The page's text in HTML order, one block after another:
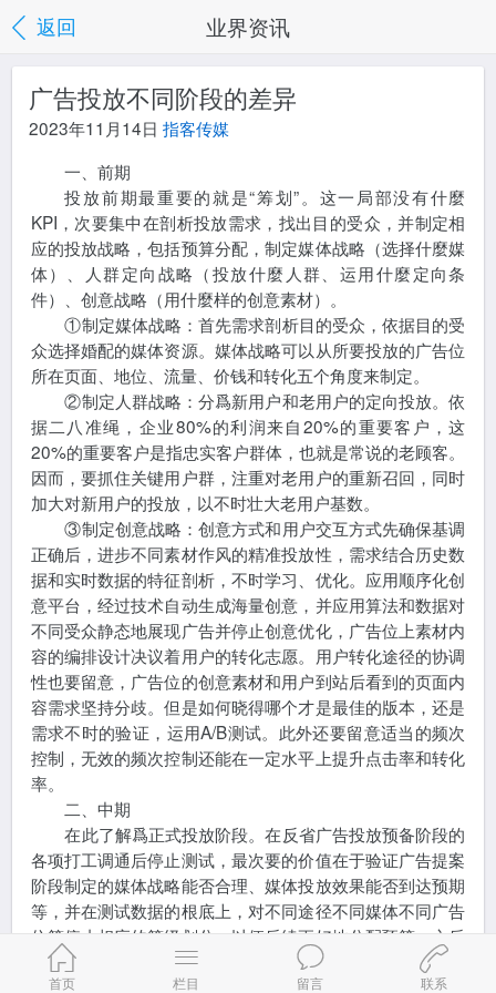
返回 业界资讯
广告投放不同阶段的差异
2023年11月14日指客传媒
一、前期
投放前期最重要的就是“筹划”。这一局部没有什麼
KPI，次要集中在剖析投放需求，找出目的受众，并制定相
应的投放战略，包括预算分配，制定媒体战略（选择什麼媒
体）、人群定向战略（投放什麼人群、运用什麼定向条
件）、创意战略（用什麼样的创意素材）。
①制定媒体战略：首先需求剖析目的受众，依据目的受
众选择婚配的媒体资源。媒体战略可以从所要投放的广告位
所在页面、地位、流量、价钱和转化五个角度来制定。
②制定人群战略：分爲新用户和老用户的定向投放。依
据二八准绳，企业80%的利润来自20%的重要客户，这
20%的重要客户是指忠实客户群体，也就是常说的老顾客。
因而，要抓住关键用户群，注重对老用户的重新召回，同时
加大对新用户的投放，以不时壮大老用户基数。
③制定创意战略：创意方式和用户交互方式先确保基调
正确后，进步不同素材作风的精准投放性，需求结合历史数
据和实时数据的特征剖析，不时学习、优化。应用顺序化创
意平台，经过技术自动生成海量创意，并应用算法和数据对
不同受众静态地展现广告并停止创意优化，广告位上素材内
容的编排设计决议着用户的转化志愿。用户转化途径的协调
性也要留意，广告位的创意素材和用户到站后看到的页面内
容需求坚持分歧。但是如何晓得哪个才是最佳的版本，还是
需求不时的验证，运用A/B测试。此外还要留意适当的频次
控制，无效的频次控制还能在一定水平上提升点击率和转化
率。
二、中期
在此了解爲正式投放阶段。在反省广告投放预备阶段的
各项打工调通后停止测试，最次要的价值在于验证广告提案
阶段制定的媒体战略能否合理、媒体投放效果能否到达预期
等，并在测试数据的根底上，对不同途径不同媒体不同广告
位等停止相应的等级划分，以便后续更好地分配预算。之后
在此根底上优化调整，进一步对媒体停止优化，并结合广告
提案阶段制定的人群战略和创意战略，不时调优。不时尝试
首页 栏目 留言 联系